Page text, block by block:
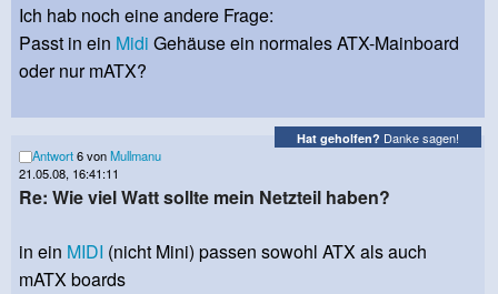
Ich hab noch eine andere Frage:
Passt in ein Midi Gehäuse ein normales ATX-Mainboard
oder nur mATX?
Hat geholfen? Danke sagen!
Antwort6 vonMullmanu
21.05.08, 16:41:11
Re: Wie viel Watt sollte mein Netzteil haben?
in ein MIDI (nicht Mini) passen sowohl ATX als auch
mATX boards